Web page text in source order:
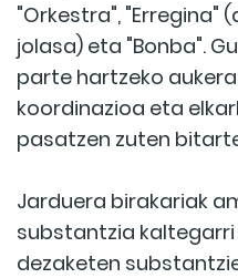
"Orkestra", "Erregina"
jolasa) eta "Bonba".
parte hartzeko
koordinazioa eta
pasatzen zuten
Jarduera birakariak
substantzia
dezaketen